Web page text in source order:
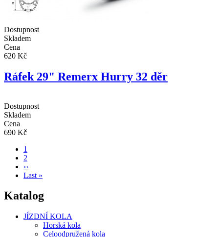
Dostupnost
Skladem
Cena
620 Kč
Ráfek 29" Remerx Hurry 32 děr
Dostupnost
Skladem
Cena
690 Kč
Pagination
Aktuální
stránka
1
Page
2
Následující
stránka
››
Poslední
Last »
Katalog
JÍZDNÍ KOLA
Horská kola
Celoodpružená kola